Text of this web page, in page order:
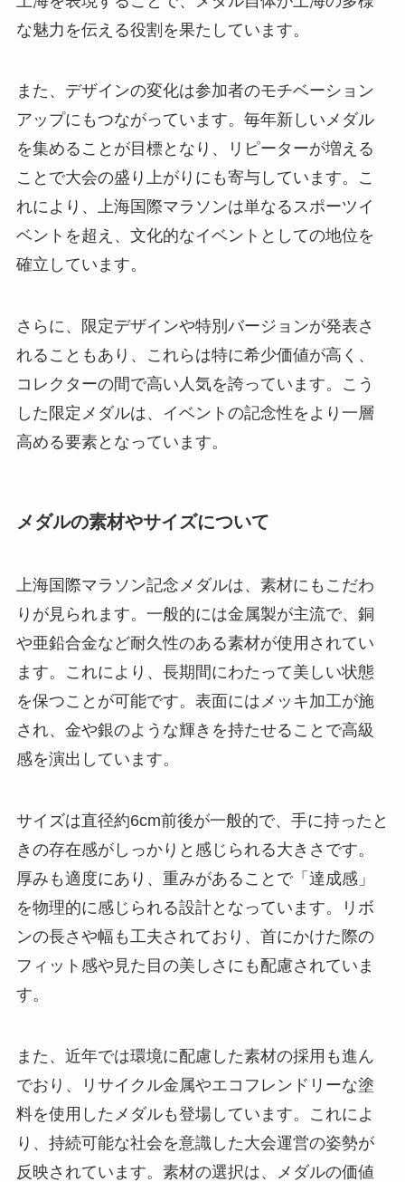
な魅力を伝える役割を果たしています。
また、デザインの変化は参加者のモチベーション
アップにもつながっています。毎年新しいメダル
を集めることが目標となり、リピーターが増える
ことで大会の盛り上がりにも寄与しています。こ
れにより、上海国際マラソンは単なるスポーツイ
ベントを超え、文化的なイベントとしての地位を
確立しています。
さらに、限定デザインや特別バージョンが発表さ
れることもあり、これらは特に希少価値が高く、
コレクターの間で高い人気を誇っています。こう
した限定メダルは、イベントの記念性をより一層
高める要素となっています。
メダルの素材やサイズについて
上海国際マラソン記念メダルは、素材にもこだわ
りが見られます。一般的には金属製が主流で、銅
や亜鉛合金など耐久性のある素材が使用されてい
ます。これにより、長期間にわたって美しい状態
を保つことが可能です。表面にはメッキ加工が施
され、金や銀のような輝きを持たせることで高級
感を演出しています。
サイズは直径約6cm前後が一般的で、手に持ったと
きの存在感がしっかりと感じられる大きさです。
厚みも適度にあり、重みがあることで「達成感」
を物理的に感じられる設計となっています。リボ
ンの長さや幅も工夫されており、首にかけた際の
フィット感や見た目の美しさにも配慮されていま
す。
また、近年では環境に配慮した素材の採用も進ん
でおり、リサイクル金属やエコフレンドリーな塗
料を使用したメダルも登場しています。これによ
り、持続可能な社会を意識した大会運営の姿勢が
反映されています。素材の選択は、メダルの価値